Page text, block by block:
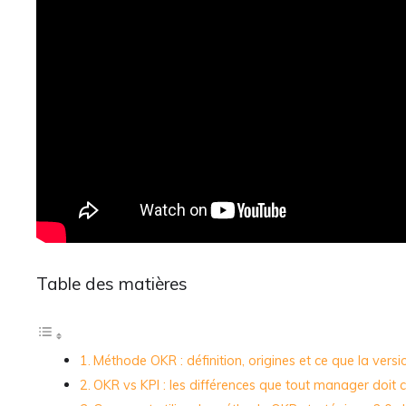
Table des matières
Méthode OKR : définition, origines et ce que la
OKR vs KPI : les différences que tout manager doit